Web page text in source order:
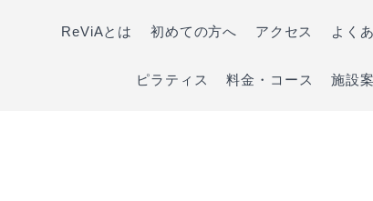
ReViAとは 初めての方へ アクセス よく
ピラティス 料金・コース 施設